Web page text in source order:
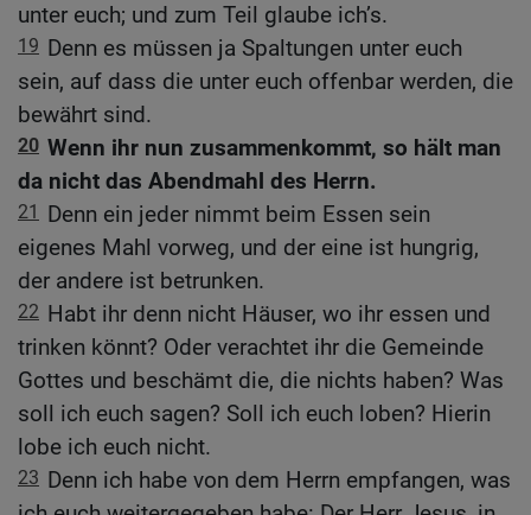
unter euch; und zum Teil glaube ich’s.
19 Denn es müssen ja Spaltungen unter euch
sein, auf dass die unter euch offenbar werden, die
bewährt sind.
20 Wenn ihr nun zusammenkommt, so hält man
da nicht das Abendmahl des Herrn.
21
Denn ein jeder nimmt beim Essen sein
eigenes Mahl vorweg, und der eine ist hungrig,
der andere ist betrunken.
22 Habt ihr denn nicht Häuser, wo ihr essen und
trinken könnt? Oder verachtet ihr die Gemeinde
Gottes und beschämt die, die nichts haben? Was
soll ich euch sagen? Soll ich euch loben? Hierin
lobe ich euch nicht.
23 Denn ich habe von dem Herrn empfangen, was